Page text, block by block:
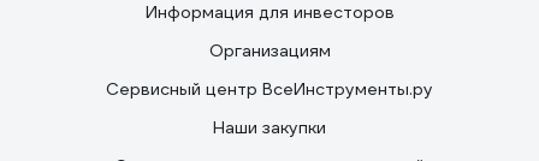
Информация для инвесторов
Организациям
Сервисный центр ВсеИнструменты.ру
Наши закупки